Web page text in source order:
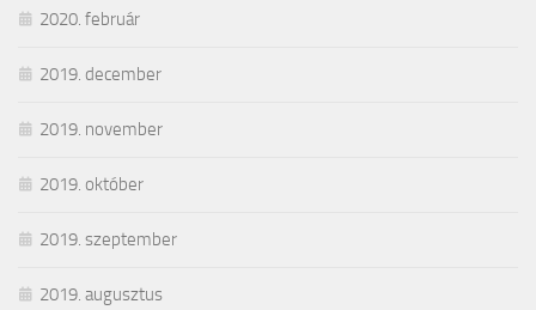
2020. február
2019. december
2019. november
2019. október
2019. szeptember
2019. augusztus